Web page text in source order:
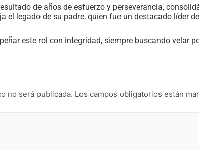
de años de esfuerzo y perseverancia,
el legado de su padre, quien fue un destacado líder
este rol con integridad, siempre buscando velar
no será publicada. Los campos obligatorios están